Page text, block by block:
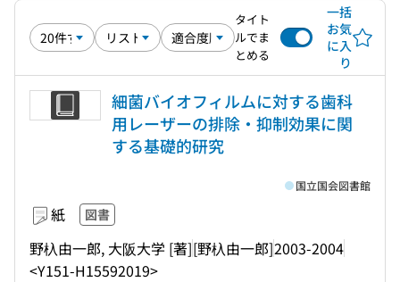
タイト
ルでま
とめる
一括
お気
に入
り
細菌バイオフィルムに対する歯科
用レーザーの排除・抑制効果に関
する基礎的研究
紙 図書
野杁由一郎, 大阪大学 [著][野杁由一郎]2003-2004
<Y151-H15592019>
国立国会図書館